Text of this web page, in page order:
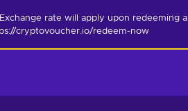
rate will apply upon redeeming a
cryptovoucher.io/redeem-now